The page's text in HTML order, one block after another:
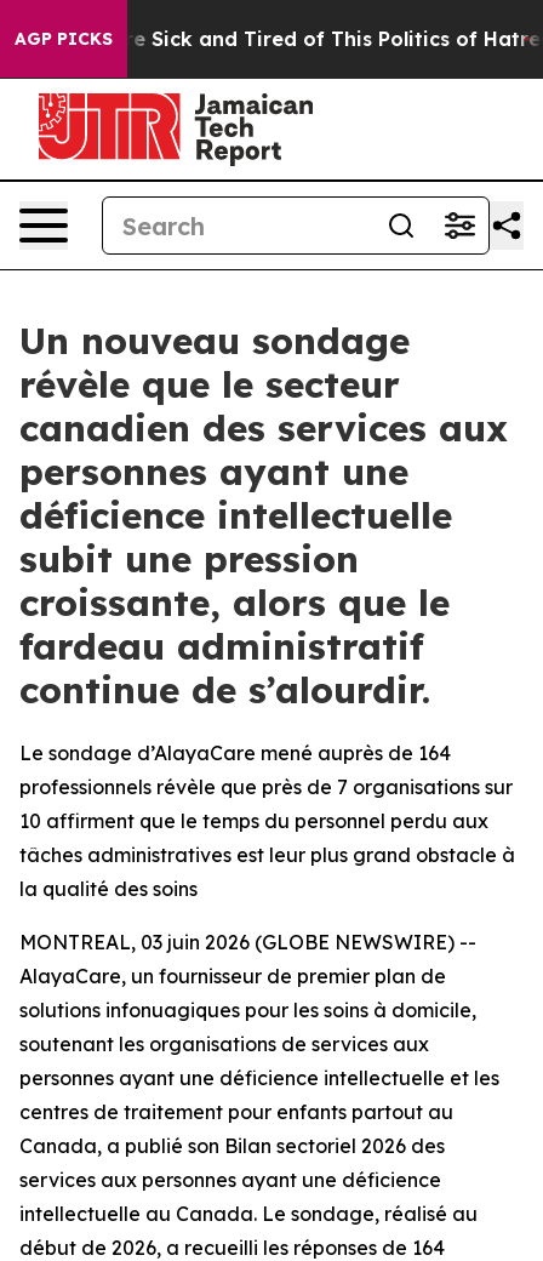
AGP PICKS
Are Sick and Tired of This Politics of Hatred”
Un nouveau sondage
révèle que le secteur
canadien des services aux
personnes ayant une
déficience intellectuelle
subit une pression
croissante, alors que le
fardeau administratif
continue de s’alourdir.
Le sondage d’AlayaCare mené auprès de 164
professionnels révèle que près de 7 organisations sur
10 affirment que le temps du personnel perdu aux
tâches administratives est leur plus grand obstacle à
la qualité des soins
MONTREAL, 03 juin 2026 (GLOBE NEWSWIRE) --
AlayaCare, un fournisseur de premier plan de
solutions infonuagiques pour les soins à domicile,
soutenant les organisations de services aux
personnes ayant une déficience intellectuelle et les
centres de traitement pour enfants partout au
Canada, a publié son Bilan sectoriel 2026 des
services aux personnes ayant une déficience
intellectuelle au Canada. Le sondage, réalisé au
début de 2026, a recueilli les réponses de 164